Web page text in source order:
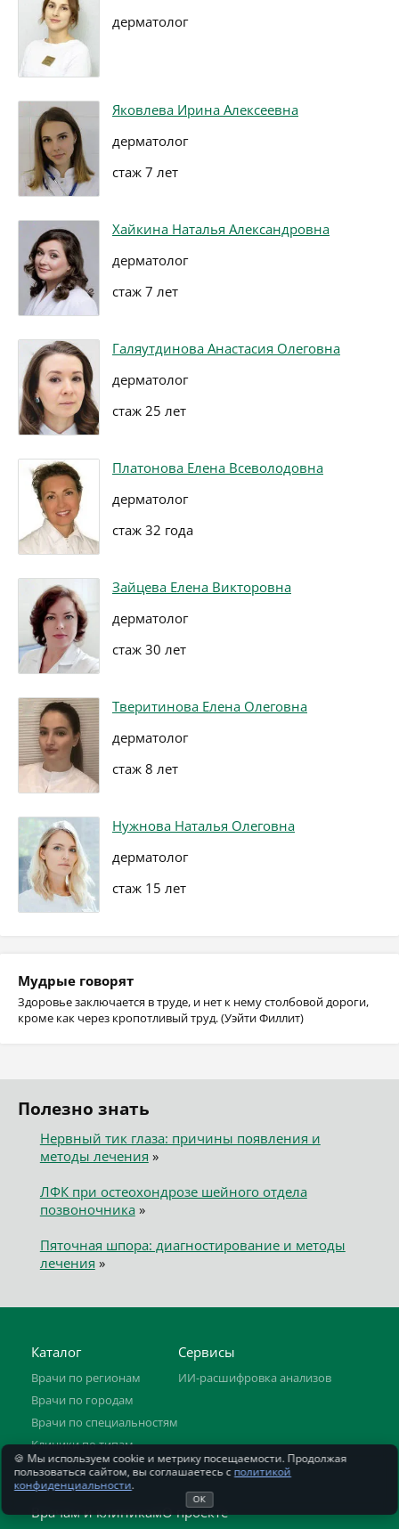
дерматолог
Яковлева Ирина Алексеевна
дерматолог
стаж 7 лет
Хайкина Наталья Александровна
дерматолог
стаж 7 лет
Галяутдинова Анастасия Олеговна
дерматолог
стаж 25 лет
Платонова Елена Всеволодовна
дерматолог
стаж 32 года
Зайцева Елена Викторовна
дерматолог
стаж 30 лет
Тверитинова Елена Олеговна
дерматолог
стаж 8 лет
Нужнова Наталья Олеговна
дерматолог
стаж 15 лет
Мудрые говорят
Здоровье заключается в труде, и нет к нему столбовой дороги,
кроме как через кропотливый труд. (Уэйти Филлит)
Полезно знать
Нервный тик глаза: причины появления и
методы лечения »
ЛФК при остеохондрозе шейного отдела
позвоночника»
Пяточная шпора: диагностирование и методы
лечения »
Каталог
Врачи по регионам
Врачи по городам
Врачи по специальностям
Клиники по типам
Медицинские услуги
Полезно знать
Сервисы
ИИ-расшифровка анализов
Врачам и клиникамО проекте
🍪 Мы используем cookie и метрику посещаемости. Продолжая
пользоваться сайтом, вы соглашаетесь с политикой
конфиденциальности.
ОК